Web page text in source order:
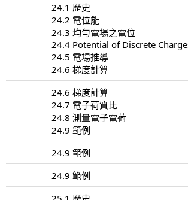
24.1 歷史
24.2 電位能
24.3 均勻電場之電位
24.4 Potential of Discrete
24.5 電場推導
24.6 梯度計算
24.6 梯度計算
24.7 電子荷質比
24.8 測量電子電荷
24.9 範例
24.9 範例
24.9 範例